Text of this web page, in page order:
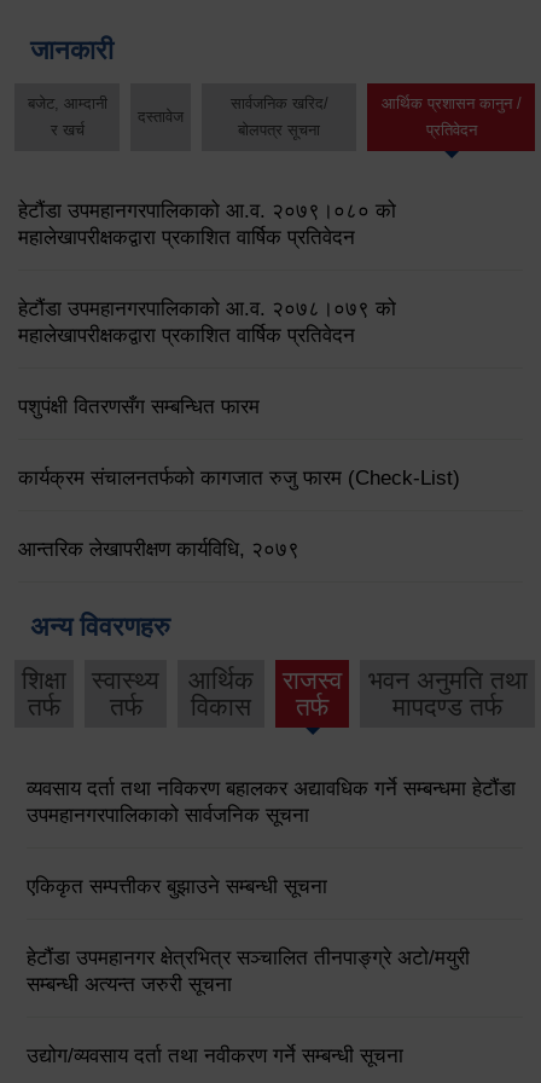
जानकारी
बजेट, आम्दानी
र खर्च
दस्तावेज
सार्वजनिक खरिद/
बोलपत्र सूचना
आर्थिक प्रशासन कानुन /
प्रतिवेदन
हेटौंडा उपमहानगरपालिकाको आ.व. २०७९।०८० को
महालेखापरीक्षकद्वारा प्रकाशित वार्षिक प्रतिवेदन
हेटौंडा उपमहानगरपालिकाको आ.व. २०७८।०७९ को
महालेखापरीक्षकद्वारा प्रकाशित वार्षिक प्रतिवेदन
पशुपंक्षी वितरणसँग सम्बन्धित फारम
कार्यक्रम संचालनतर्फको कागजात रुजु फारम (Check-List)
आन्तरिक लेखापरीक्षण कार्यविधि, २०७९
अन्य विवरणहरु
शिक्षा
तर्फ
स्वास्थ्य
तर्फ
आर्थिक
विकास
राजस्व
तर्फ
भवन अनुमति तथा
मापदण्ड तर्फ
व्यवसाय दर्ता तथा नविकरण बहालकर अद्यावधिक गर्ने सम्बन्धमा हेटौंडा
उपमहानगरपालिकाको सार्वजनिक सूचना
एकिकृत सम्पत्तीकर बुझाउने सम्बन्धी सूचना
हेटौंडा उपमहानगर क्षेत्रभित्र सञ्चालित तीनपाङ्ग्रे अटो/मयुरी
सम्बन्धी अत्यन्त जरुरी सूचना
उद्योग/व्यवसाय दर्ता तथा नवीकरण गर्ने सम्बन्धी सूचना